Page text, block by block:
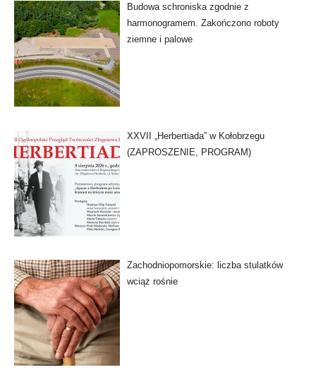
Budowa schroniska zgodnie z
harmonogramem. Zakończono roboty
ziemne i palowe
XXVII „Herbertiada” w Kołobrzegu
(ZAPROSZENIE, PROGRAM)
Zachodniopomorskie: liczba stulatków
wciąż rośnie